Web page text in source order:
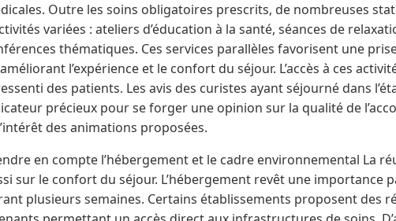
Outre les soins obligatoires prescrits, de nombreuses
variées : ateliers d’éducation à la santé, séances de
thématiques. Ces services parallèles favorisent une
l’expérience et le confort du séjour. L’accès à ces
des patients. Les avis des curistes ayant séjourné dans
précieux pour se forger une opinion sur la qualité de
des animations proposées.
en compte l’hébergement et le cadre environnemental La
sur le confort du séjour. L’hébergement revêt une importance
plusieurs semaines. Certains établissements proposent des